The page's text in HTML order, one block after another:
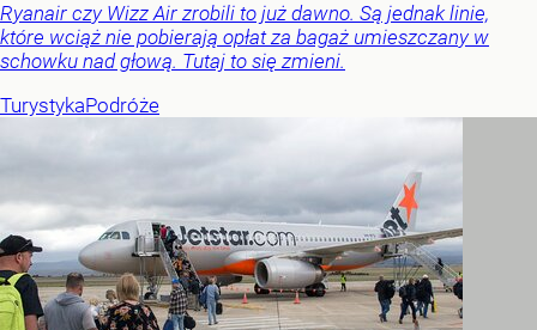
Ryanair czy Wizz Air zrobili to już dawno. Są jednak linie,
które wciąż nie pobierają opłat za bagaż umieszczany w
schowku nad głową. Tutaj to się zmieni.
TurystykaPodróże